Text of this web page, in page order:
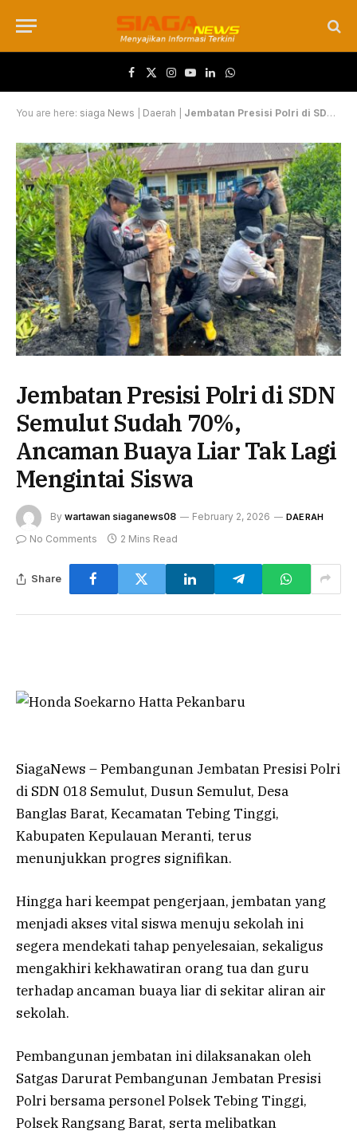
Facebook
X (Twitter)
Instagram
YouTube
LinkedInWhatsApp
You are here: siaga News Daerah Jembatan Presisi Polri di SDN Semulut Sudah 70%, Ancaman Buaya Liar Tak Lagi Mengintai Siswa
Jembatan Presisi Polri di SDN
Semulut Sudah 70%,
Ancaman Buaya Liar Tak Lagi
Mengintai Siswa
By wartawan siaganews08 February 2, 2026 DAERAH
No Comments 2 Mins Read
Share
SiagaNews – Pembangunan Jembatan Presisi Polri
di SDN 018 Semulut, Dusun Semulut, Desa
Banglas Barat, Kecamatan Tebing Tinggi,
Kabupaten Kepulauan Meranti, terus
menunjukkan progres signifikan.
Hingga hari keempat pengerjaan, jembatan yang
menjadi akses vital siswa menuju sekolah ini
segera mendekati tahap penyelesaian, sekaligus
mengakhiri kekhawatiran orang tua dan guru
terhadap ancaman buaya liar di sekitar aliran air
sekolah.
Pembangunan jembatan ini dilaksanakan oleh
Satgas Darurat Pembangunan Jembatan Presisi
Polri bersama personel Polsek Tebing Tinggi,
Polsek Rangsang Barat, serta melibatkan